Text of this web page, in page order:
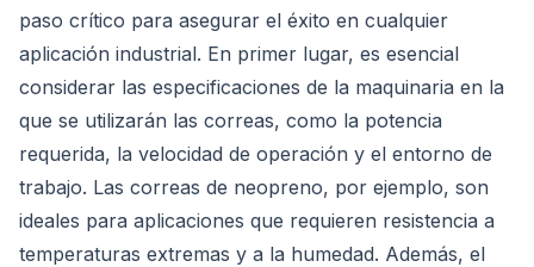
paso crítico para asegurar el éxito en cualquier
aplicación industrial. En primer lugar, es esencial
considerar las especificaciones de la maquinaria en la
que se utilizarán las correas, como la potencia
requerida, la velocidad de operación y el entorno de
trabajo. Las correas de neopreno, por ejemplo, son
ideales para aplicaciones que requieren resistencia a
temperaturas extremas y a la humedad. Además, el